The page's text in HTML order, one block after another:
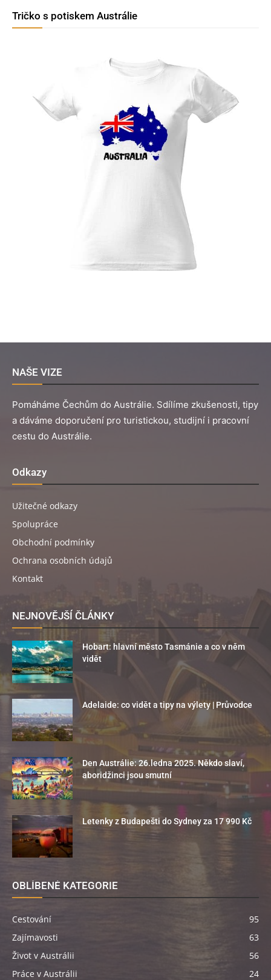
Tričko s potiskem Austrálie
NAŠE VIZE
Pomáháme Čechům do Austrálie. Sdílíme zkušenosti, tipy
a dáváme doporučení pro turistickou, studijní i pracovní
cestu do Austrálie.
Odkazy
Užitečné odkazy
Spolupráce
Obchodní podmínky
Ochrana osobních údajů
Kontakt
NEJNOVĚJŠÍ ČLÁNKY
Hobart: hlavní město Tasmánie a co v něm
vidět
Adelaide: co vidět a tipy na výlety | Průvodce
Den Austrálie: 26.ledna 2025. Někdo slaví,
aboridžinci jsou smutní
Letenky z Budapešti do Sydney za 17 990 Kč
OBLÍBENÉ KATEGORIE
Cestování
95
Zajímavosti
63
Život v Austrálii
56
Práce v Austrálii
24